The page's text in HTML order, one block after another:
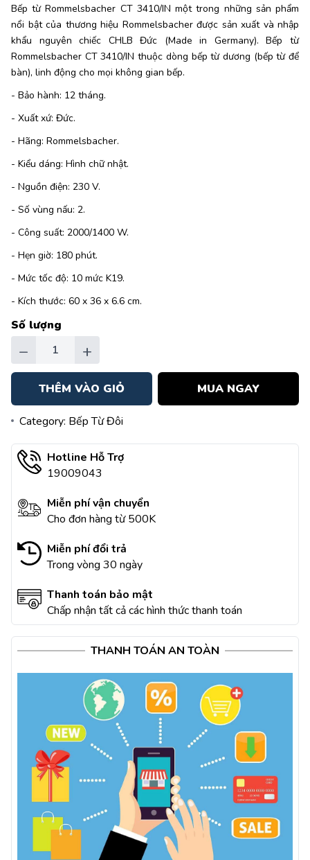
Bếp từ Rommelsbacher CT 3410/IN một trong những sản phẩm
nổi bật của thương hiệu Rommelsbacher được sản xuất và nhập
khẩu nguyên chiếc CHLB Đức (Made in Germany). Bếp từ
Rommelsbacher CT 3410/IN thuộc dòng bếp từ dương (bếp từ để
bàn), linh động cho mọi không gian bếp.
- Bảo hành: 12 tháng.
- Xuất xứ: Đức.
- Hãng: Rommelsbacher.
- Kiểu dáng: Hình chữ nhật.
- Nguồn điện: 230 V.
- Số vùng nấu: 2.
- Công suất: 2000/1400 W.
- Hẹn giờ: 180 phút.
- Mức tốc độ: 10 mức K19.
- Kích thước: 60 x 36 x 6.6 cm.
Số lượng
− +
THÊM VÀO GIỎ MUA NGAY
Category: Bếp Từ Đôi
Hotline Hỗ Trợ
19009043
Miễn phí vận chuyển
Cho đơn hàng từ 500K
Miễn phí đổi trả
Trong vòng 30 ngày
Thanh toán bảo mật
Chấp nhận tất cả các hình thức thanh toán
THANH TOÁN AN TOÀN